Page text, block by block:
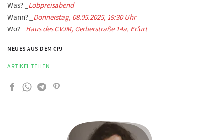
Was? _ Lobpreisabend
Wann? _ Donnerstag, 08.05.2025, 19:30 Uhr
Wo? _ Haus des CVJM, Gerberstraße 14a, Erfurt
NEUES AUS DEM CPJ
ARTIKEL TEILEN